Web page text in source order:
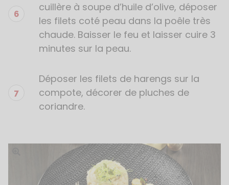
cuillère à soupe d’huile d’olive, déposer
les filets coté peau dans la poêle très
chaude. Baisser le feu et laisser cuire 3
minutes sur la peau.
Déposer les filets de harengs sur la
compote, décorer de pluches de
coriandre.